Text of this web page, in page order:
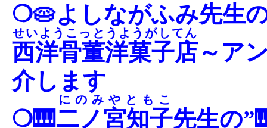
❍🥧よしながふみ先生
西洋骨董洋菓子店
せいようこっとうようがしてん
～ア
介します
❍🎹二ノ宮知子
にのみやともこ
先生の